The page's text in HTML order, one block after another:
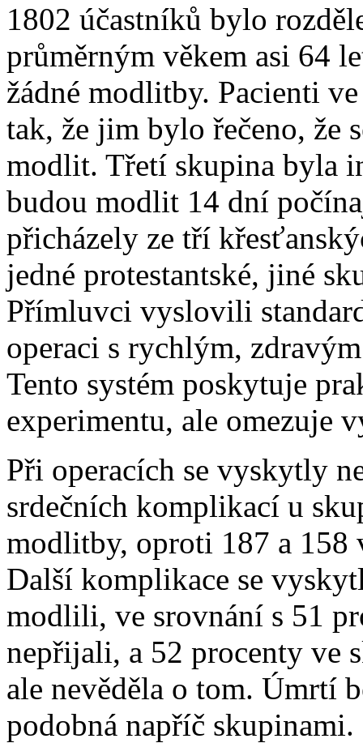
1802 účastníků bylo
průměrným věkem asi 64
žádné modlitby. Pacienti
tak, že jim bylo řečeno, že
modlit. Třetí skupina byla
budou modlit 14 dní
přicházely ze tří
jedné protestantské, jiné
Přímluvci vyslovili
operaci s rychlým,
Tento systém poskytuje
experimentu, ale omezuje
Při operacích se vyskytly
srdečních komplikací u
modlitby, oproti 187 a 158
Další komplikace se
modlili, ve srovnání s 51
nepřijali, a 52 procenty ve
ale nevěděla o tom. Úmrtí
podobná napříč skupinami.